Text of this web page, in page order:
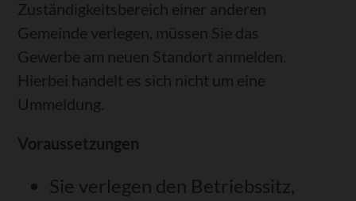
Zuständigkeitsbereich einer anderen
Gemeinde verlegen, müssen Sie das
Gewerbe am neuen Standort anmelden.
Hierbei handelt es sich nicht um eine
Ummeldung.
Voraussetzungen
Sie verlegen den Betriebssitz,